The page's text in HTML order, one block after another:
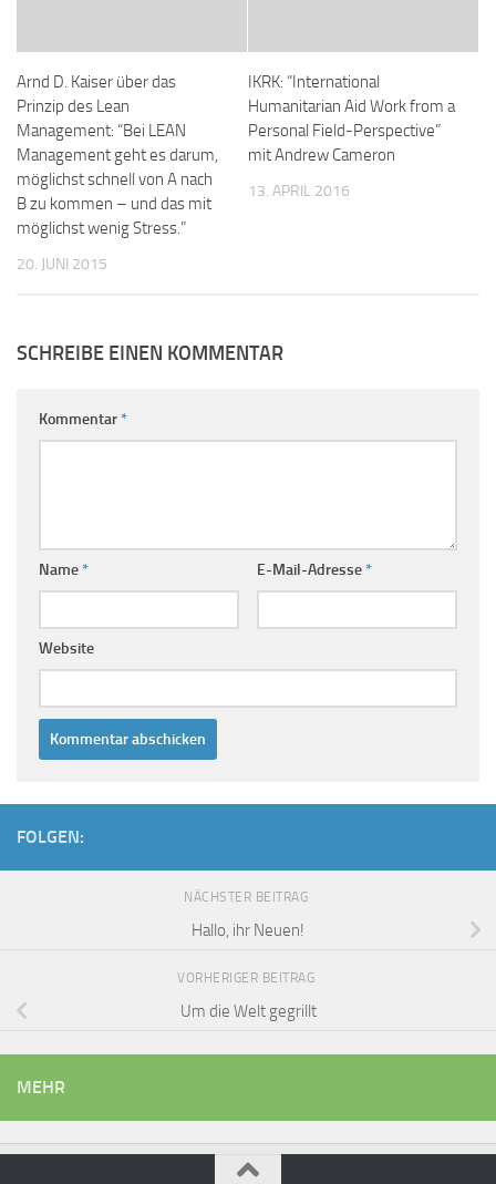
Arnd D. Kaiser über das
Prinzip des Lean
Management: “Bei LEAN
Management geht es darum,
möglichst schnell von A nach
B zu kommen – und das mit
möglichst wenig Stress.”
20. JUNI 2015
IKRK: “International
Humanitarian Aid Work from a
Personal Field-Perspective”
mit Andrew Cameron
13. APRIL 2016
SCHREIBE EINEN KOMMENTAR
Kommentar*
Name* E-Mail-Adresse*
Website
FOLGEN:
NÄCHSTER BEITRAG
Hallo, ihr Neuen!
VORHERIGER BEITRAG
Um die Welt gegrillt
MEHR